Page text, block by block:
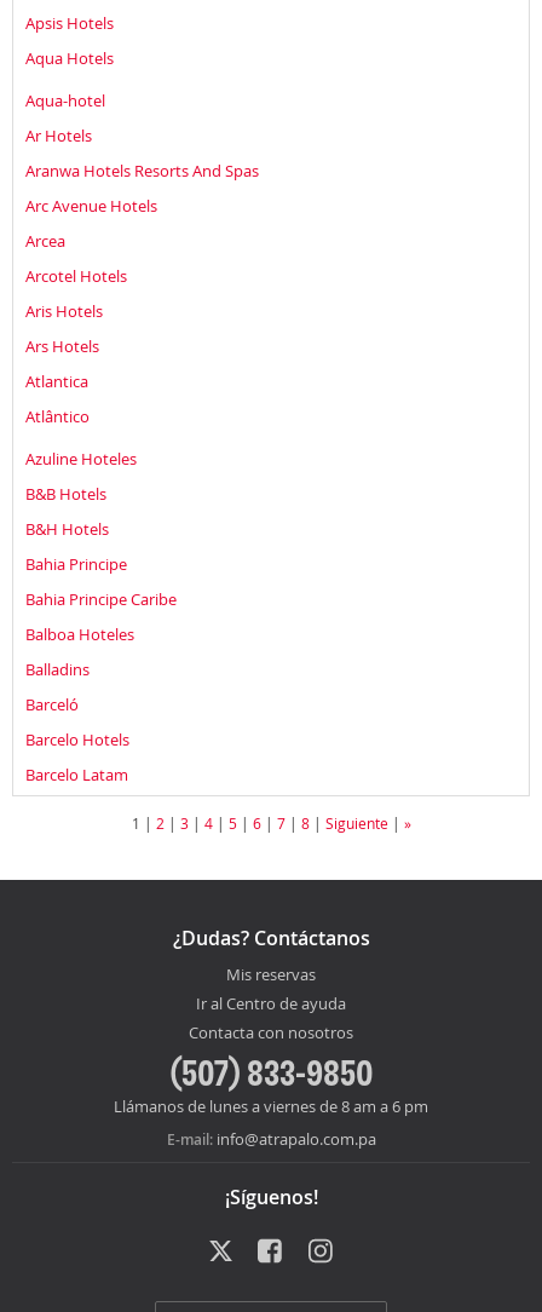
Apsis Hotels
Aqua Hotels
Aqua-hotel
Ar Hotels
Aranwa Hotels Resorts And Spas
Arc Avenue Hotels
Arcea
Arcotel Hotels
Aris Hotels
Ars Hotels
Atlantica
Atlântico
Azuline Hoteles
B&B Hotels
B&H Hotels
Bahia Principe
Bahia Principe Caribe
Balboa Hoteles
Balladins
Barceló
Barcelo Hotels
Barcelo Latam
1 | 2 | 3 | 4 | 5 | 6 | 7 | 8 | Siguiente | »
¿Dudas? Contáctanos
Mis reservas
Ir al Centro de ayuda
Contacta con nosotros
(507) 833-9850
Llámanos de lunes a viernes de 8 am a 6 pm
E-mail: info@atrapalo.com.pa
¡Síguenos!